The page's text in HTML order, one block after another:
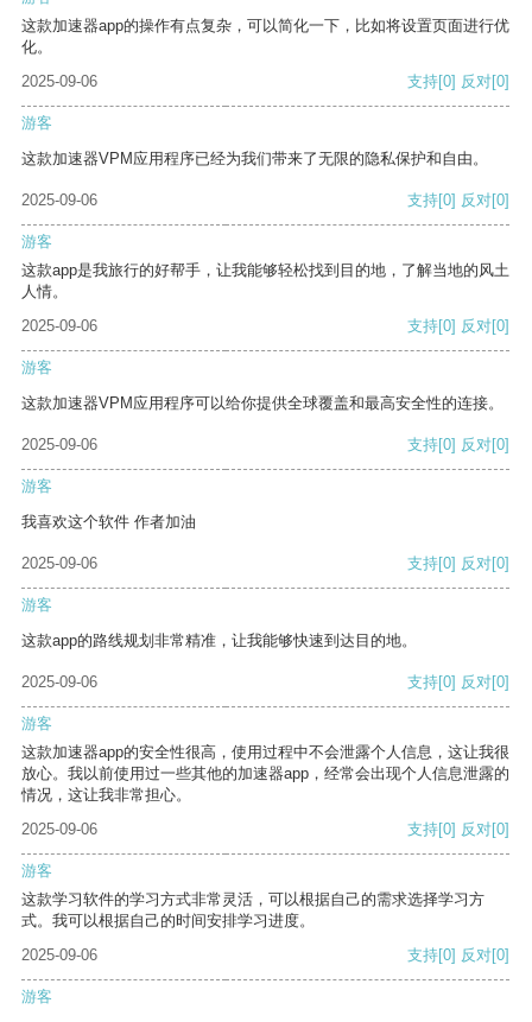
这款加速器app的操作有点复杂，可以简化一下，比如将设置页面进行优
化。
2025-09-06
支持[0] 反对[0]
游客
这款加速器VPM应用程序已经为我们带来了无限的隐私保护和自由。
2025-09-06 支持[0] 反对[0]
游客
这款app是我旅行的好帮手，让我能够轻松找到目的地，了解当地的风土
人情。
2025-09-06
支持[0] 反对[0]
游客
这款加速器VPM应用程序可以给你提供全球覆盖和最高安全性的连接。
2025-09-06 支持[0] 反对[0]
游客
我喜欢这个软件 作者加油
2025-09-06 支持[0] 反对[0]
游客
这款app的路线规划非常精准，让我能够快速到达目的地。
2025-09-06 支持[0] 反对[0]
游客
这款加速器app的安全性很高，使用过程中不会泄露个人信息，这让我很
放心。我以前使用过一些其他的加速器app，经常会出现个人信息泄露的
情况，这让我非常担心。
2025-09-06
支持[0] 反对[0]
游客
这款学习软件的学习方式非常灵活，可以根据自己的需求选择学习方
式。我可以根据自己的时间安排学习进度。
2025-09-06
支持[0] 反对[0]
游客